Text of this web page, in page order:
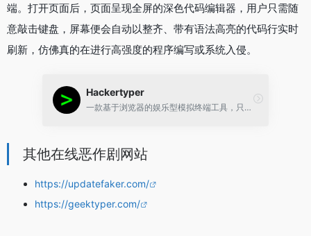
端。打开页面后，页面呈现全屏的深色代码编辑器，用户只需随
意敲击键盘，屏幕便会自动以整齐、带有语法高亮的代码行实时
刷新，仿佛真的在进行高强度的程序编写或系统入侵。
Hackertyper
一款基于浏览器的娱乐型模拟终端工具，只需在键盘上随意敲击或在移动端点击屏幕，系统便会自动逐行显示预设的代码片段、命令行输出以及特效，营造出“瞬间变身黑客精英”的假象。
其他在线恶作剧网站
https://updatefaker.com/
https://geektyper.com/